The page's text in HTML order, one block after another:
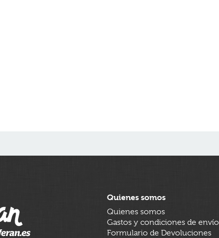
Quienes somos
Quienes somos
Gastos y condiciones de envío
Formulario de Devoluciones